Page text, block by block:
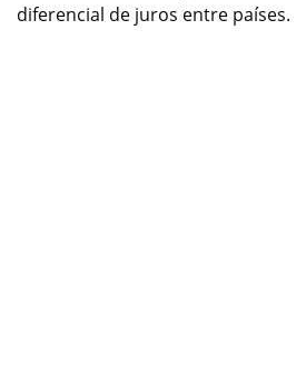
diferencial de juros entre países.